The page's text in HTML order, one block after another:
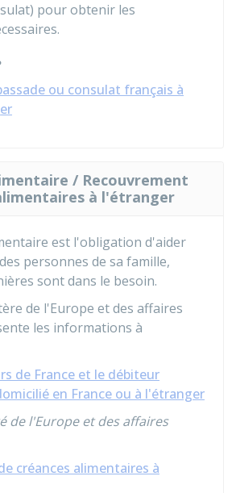
pour obtenir les
ou consulat français à
/ Recouvrement
à l'étranger
est l'obligation d'aider
personnes de sa famille,
sont dans le besoin.
de l'Europe et des affaires
les informations à
de France et le débiteur
en France ou à l'étranger
de l'Europe et des affaires
créances alimentaires à